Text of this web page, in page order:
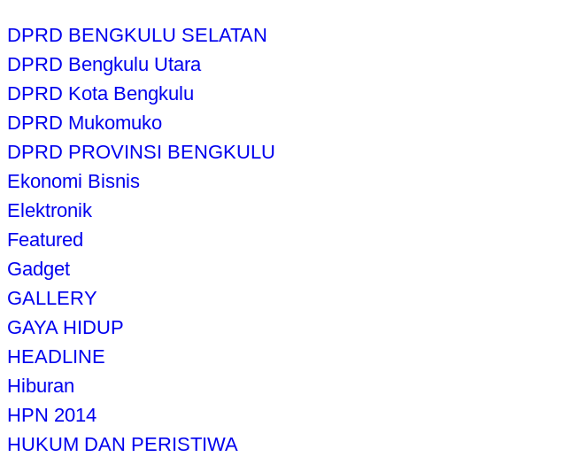
DPRD BENGKULU SELATAN
DPRD Bengkulu Utara
DPRD Kota Bengkulu
DPRD Mukomuko
DPRD PROVINSI BENGKULU
Ekonomi Bisnis
Elektronik
Featured
Gadget
GALLERY
GAYA HIDUP
HEADLINE
Hiburan
HPN 2014
HUKUM DAN PERISTIWA